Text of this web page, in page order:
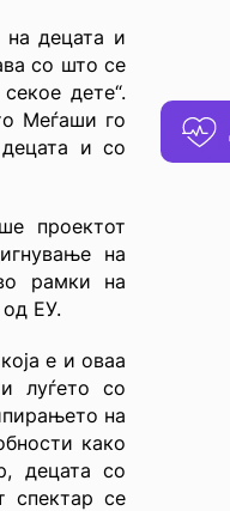
децата и
со што се
дете“.
Меѓаши го
децата и со
проектот
на
рамки на
од ЕУ.
е и оваа
луѓето со
на
како
децата со
спектар се